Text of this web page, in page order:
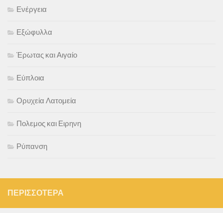
Ενέργεια
Εξώφυλλα
Έρωτας και Αιγαίο
Εύπλοια
Ορυχεία Λατομεία
Πολεμος και Ειρηνη
Ρύπανση
ΠΕΡΙΣΣΌΤΕΡΑ